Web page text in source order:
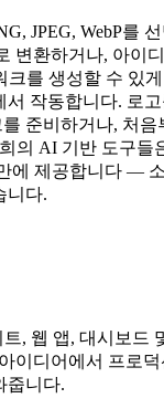
JPEG, WebP를
변환하거나, 아이
크를 생성할 수 있
서 작동합니다. 로
준비하거나, 처음
의 AI 기반 도구들
에 제공합니다 —
니다.
, 웹 앱, 대시보드
이디어에서 프로
줍니다.